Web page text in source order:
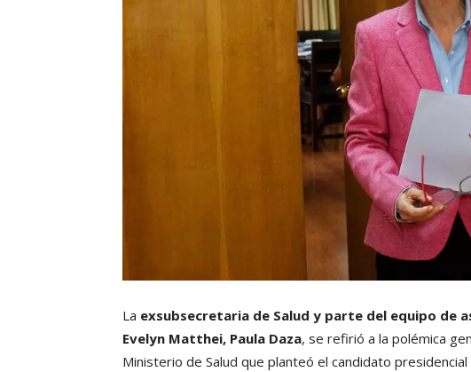
La exsubsecretaria de Salud y parte del equipo de
Evelyn Matthei, Paula Daza, se refirió a la polémica
Ministerio de Salud que planteó el candidato